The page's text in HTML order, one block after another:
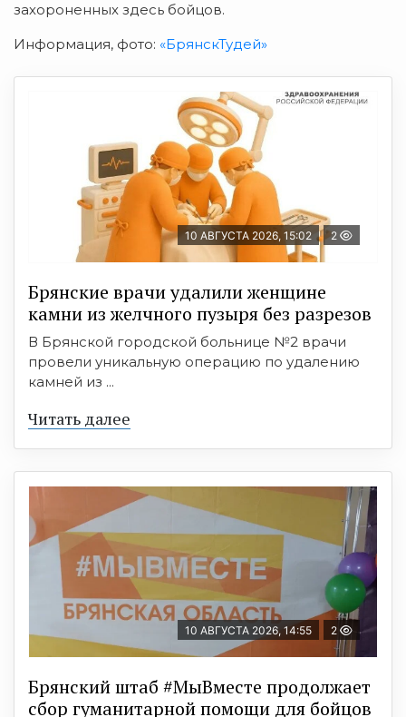
захороненных здесь бойцов.
Информация, фото: «БрянскТудей»
10 АВГУСТА 2026, 15:02 2
Брянские врачи удалили женщине
камни из желчного пузыря без разрезов
В Брянской городской больнице №2 врачи
провели уникальную операцию по удалению
камней из ...
Читать далее
10 АВГУСТА 2026, 14:55 2
Брянский штаб #МыВместе продолжает
сбор гуманитарной помощи для бойцов